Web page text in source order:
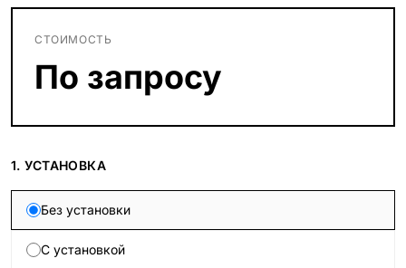
СТОИМОСТЬ
По запросу
1. УСТАНОВКА
Без установки
С установкой